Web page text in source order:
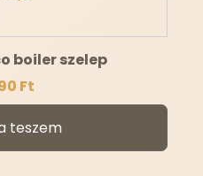
boiler szelep
Ft
teszem